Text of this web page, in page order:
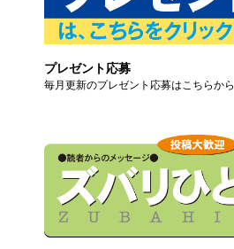
プレゼント応募
毎月更新のプレゼント応募はこちらから